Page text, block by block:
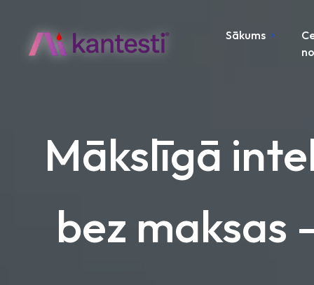
Sākums
Mākslīgā
bez